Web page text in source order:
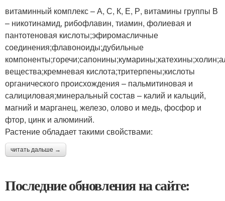
витаминный комплекс – А, С, К, Е, Р, витамины группы В
– никотинамид, рибофлавин, тиамин, фолиевая и
пантотеновая кислоты;эфиромасличные
соединения;флавоноиды;дубильные
вещества;кремневая кислота;тритерпены;кислоты
органического происхождения – пальмитиновая и
салициловая;минеральный состав – калий и кальций,
магний и марганец, железо, олово и медь, фосфор и
фтор, цинк и алюминий.
Растение обладает такими свойствами:
читать дальше →
Последние обновления на сайте: